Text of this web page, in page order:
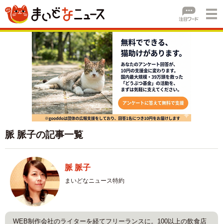
脈 脈子の記事一覧
脈 脈子
まいどなニュース特約
WEB制作会社のライターを経てフリーランスに。100以上の飲食店